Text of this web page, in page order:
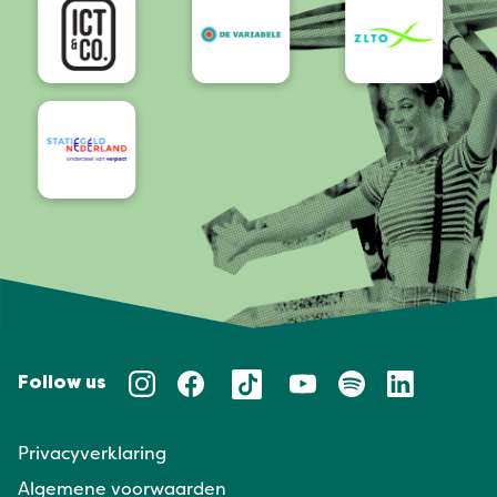
Follow us
Privacyverklaring
Algemene voorwaarden